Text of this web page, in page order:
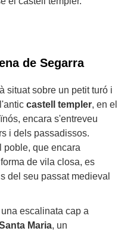
de Segarra
situat sobre un petit turó i
castell templer, en el
encara s'entreveu
i dels passadissos.
poble, que encara
de vila closa, es
del seu passat medieval
escalinata cap a
Maria, un